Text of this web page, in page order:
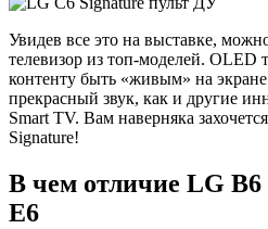
Увидев все это на выставке,
телевизор из топ-моделей. OLED
контенту быть «живым» на
прекрасный звук, как и другие
Smart TV. Вам наверняка
Signature!
В чем отличие LG
E6